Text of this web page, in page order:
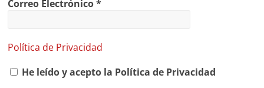
Correo Electrónico*
Política de Privacidad
He leído y acepto la Política de Privacidad